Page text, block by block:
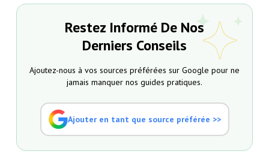
Restez Informé De Nos
Derniers Conseils
Ajoutez-nous à vos sources préférées sur Google pour ne
jamais manquer nos guides pratiques.
Ajouter en tant que source préférée >>